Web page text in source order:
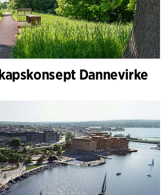
Dannevirke